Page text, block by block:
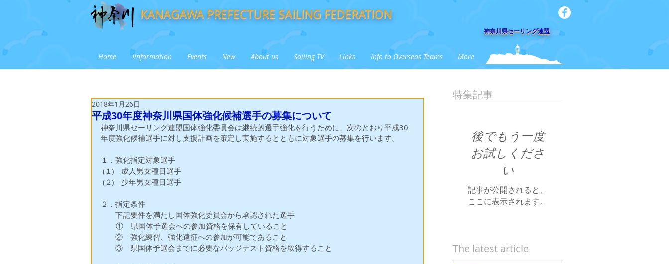
KANAGAWA PREFECTURE SAILING FEDERATION
​神奈川県セーリング連盟
Home Iinformation Events New About us Sailing TV Links Info to Overseas Teams More
平成30年度神奈川県国体強化候補選手の募集について
2018年1月26日
神奈川県セーリング連盟国体強化委員会は継続的選手強化を行うために、次のとおり平成30
年度強化候補選手に対し支援計画を策定し実施するとともに対象選手の募集を行います。
１．強化指定対象選手
(１)　成人男女種目選手
(２)　少年男女種目選手
２．指定条件
下記要件を満たし国体強化委員会から承認された選手
    　①　県国体予選会への参加資格を保有していること
②　強化練習、強化遠征への参加が可能であること
③　県国体予選会までに必要なバッジテスト資格を取得すること
特集記事
後でもう一度
お試しくださ
い
記事が公開されると、
ここに表示されます。
The latest article